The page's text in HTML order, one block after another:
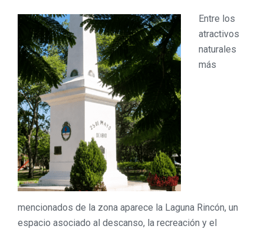
Entre los
atractivos
naturales
más
mencionados de la zona aparece la Laguna Rincón, un
espacio asociado al descanso, la recreación y el